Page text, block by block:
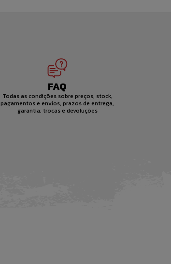
FAQ
Todas as condições sobre preços, stock,
pagamentos e envios, prazos de entrega,
garantia, trocas e devoluções